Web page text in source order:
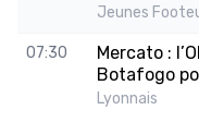
Jeunes
07:30
Mercato :
Botafogo
Lyonnais